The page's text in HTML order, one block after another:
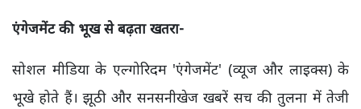
एंगेजमेंट की भूख से बढ़ता खतरा-
सोशल मीडिया के एल्गोरिदम 'एंगेजमेंट' (व्यूज और लाइक्स) के
भूखे होते हैं। झूठी और सनसनीखेज खबरें सच की तुलना में तेजी